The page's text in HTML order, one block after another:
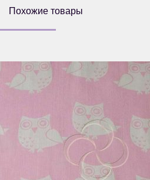
Похожие товары